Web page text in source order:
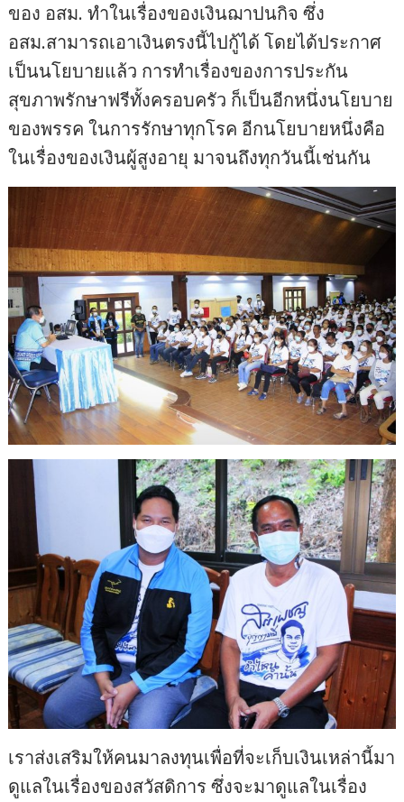
ของ อสม. ทำในเรื่องของเงินฌาปนกิจ ซึ่ง
อสม.สามารถเอาเงินตรงนี้ไปกู้ได้ โดยได้ประกาศ
เป็นนโยบายแล้ว การทำเรื่องของการประกัน
สุขภาพรักษาฟรีทั้งครอบครัว ก็เป็นอีกหนึ่งนโยบาย
ของพรรค ในการรักษาทุกโรค อีกนโยบายหนึ่งคือ
ในเรื่องของเงินผู้สูงอายุ มาจนถึงทุกวันนี้เช่นกัน
เราส่งเสริมให้คนมาลงทุนเพื่อที่จะเก็บเงินเหล่านี้มา
ดูแลในเรื่องของสวัสดิการ ซึ่งจะมาดูแลในเรื่อง